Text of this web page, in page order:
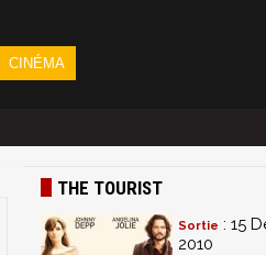
CINÉMA
THE TOURIST
Sortie : 15
2010